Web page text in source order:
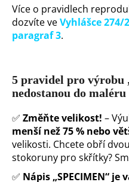
Více o pravidlech
dozvíte veVyhlášce 274/
paragraf 3.
5 pravidel pro výrobu
nedostanou do maléru
✅ Změňte velikost! –
menší než 75 % nebo
velikosti. Chcete obří
stokoruny pro skřítky?
✅ Nápis „SPECIMEN“
D
o
p
o